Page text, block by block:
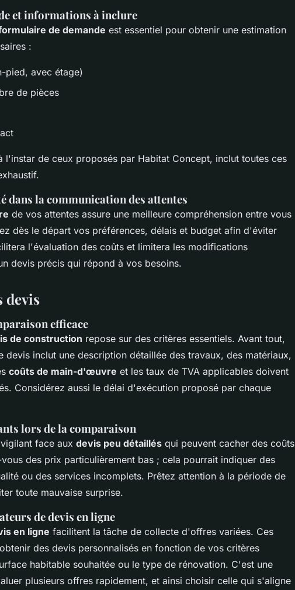
et informations à inclure
de demande est essentiel pour obtenir une estimation
:
pied, avec étage)
de pièces
l'instar de ceux proposés par Habitat Concept, inclut toutes ces
dans la communication des attentes
de vos attentes assure une meilleure compréhension entre vous
dès le départ vos préférences, délais et budget afin d'éviter
l'évaluation des coûts et limitera les modifications
devis précis qui répond à vos besoins.
devis
efficace
de construction repose sur des critères essentiels. Avant tout,
devis inclut une description détaillée des travaux, des matériaux,
coûts de main-d'œuvre et les taux de TVA applicables doivent
Considérez aussi le délai d'exécution proposé par chaque
lors de la comparaison
face aux devis peu détaillés qui peuvent cacher des coûts
des prix particulièrement bas ; cela pourrait indiquer des
ou des services incomplets. Prêtez attention à la période de
toute mauvaise surprise.
de devis en ligne
en ligne facilitent la tâche de collecte d'offres variées. Ces
des devis personnalisés en fonction de vos critères
habitable souhaitée ou le type de rénovation. C'est une
plusieurs offres rapidement, et ainsi choisir celle qui s'aligne